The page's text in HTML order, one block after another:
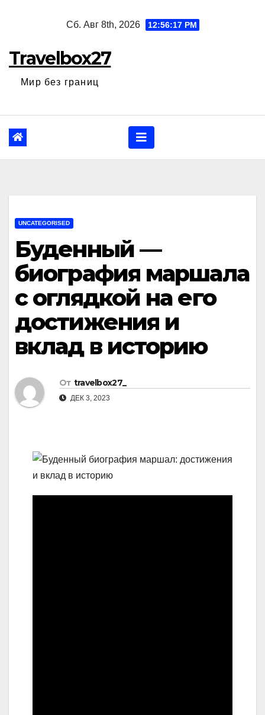
Сб. Авг 8th, 2026 12:56:18 PM
Travelbox27
Мир без границ
UNCATEGORISED
Буденный —
биография маршала
с оглядкой на его
достижения и
вклад в историю
От travelbox27_
ДЕК 3, 2023